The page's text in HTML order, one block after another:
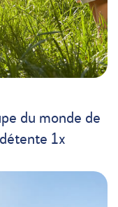
du monde de
1x